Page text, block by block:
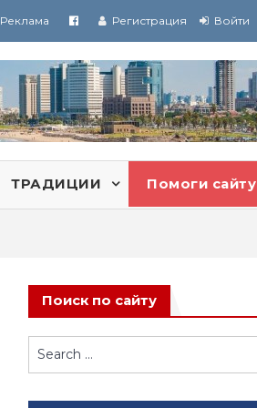
Реклама Регистрация Войти
ТРАДИЦИИ Помоги сайту
Поиск по сайту
Search
for: